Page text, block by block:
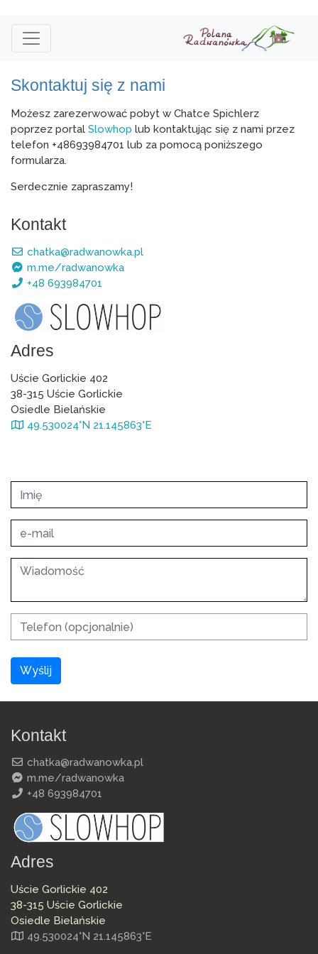
Skontaktuj się z nami
Możesz zarezerwować pobyt w Chatce Spichlerz
poprzez portal Slowhop lub kontaktując się z nami przez
telefon +48693984701 lub za pomocą poniższego
formularza.
Serdecznie zapraszamy!
Wyślij
Kontakt
chatka@radwanowka.pl
m.me/radwanowka
+48 693984701
Adres
Uście Gorlickie 402
38-315 Uście Gorlickie
Osiedle Bielańskie
49.530024°N 21.145863°E
Kontakt
chatka@radwanowka.pl
m.me/radwanowka
+48 693984701
Adres
Uście Gorlickie 402
38-315 Uście Gorlickie
Osiedle Bielańskie
49.530024°N 21.145863°E